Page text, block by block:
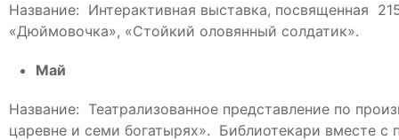
Название: Интерактивная выставка, посвященная
«Дюймовочка», «Стойкий оловянный солдатик».
Май
Название: Театрализованное представление по
царевне и семи богатырях». Библиотекари вместе с